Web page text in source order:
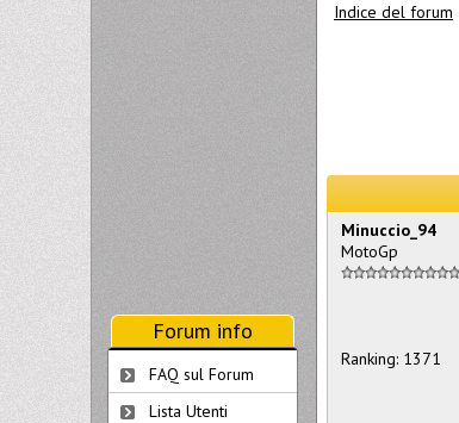
Indice del forum
Minuccio_94
MotoGp
Ranking: 1371
Forum info
FAQ sul Forum
Lista Utenti